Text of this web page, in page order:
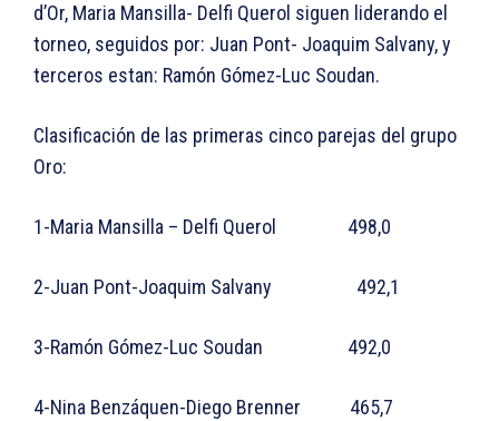
d’Or, Maria Mansilla- Delfi Querol siguen liderando el
torneo, seguidos por: Juan Pont- Joaquim Salvany, y
terceros estan: Ramón Gómez-Luc Soudan.
Clasificación de las primeras cinco parejas del grupo
Oro:
1-Maria Mansilla – Delfi Querol 498,0
2-Juan Pont-Joaquim Salvany 492,1
3-Ramón Gómez-Luc Soudan 492,0
4-Nina Benzáquen-Diego Brenner 465,7